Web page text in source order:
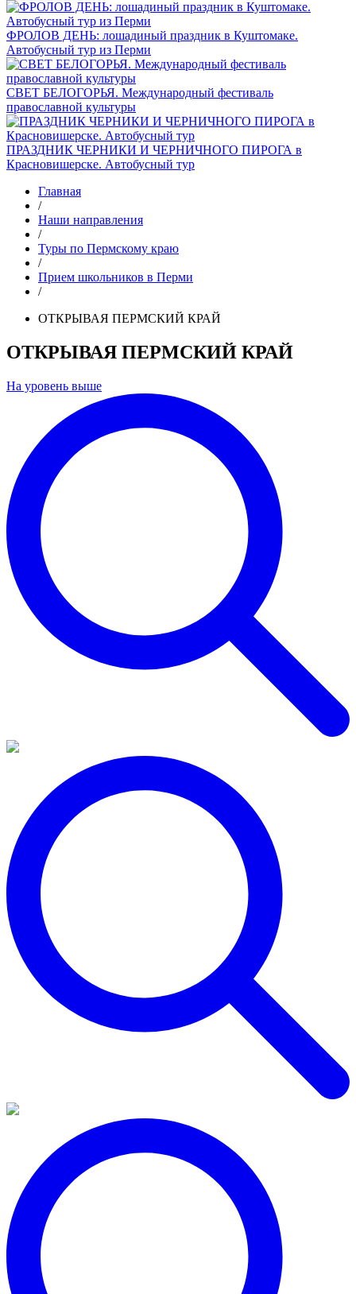
ФРОЛОВ ДЕНЬ: лошадиный праздник в Куштомаке.
Автобусный тур из Перми
СВЕТ БЕЛОГОРЬЯ. Международный фестиваль
православной культуры
ПРАЗДНИК ЧЕРНИКИ И ЧЕРНИЧНОГО ПИРОГА в
Красновишерске. Автобусный тур
Главная
/
Наши направления
/
Туры по Пермскому краю
/
Прием школьников в Перми
/
ОТКРЫВАЯ ПЕРМСКИЙ КРАЙ
ОТКРЫВАЯ ПЕРМСКИЙ КРАЙ
На уровень выше